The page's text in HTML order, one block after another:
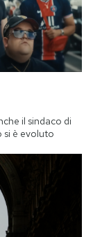
il sindaco di
si è evoluto